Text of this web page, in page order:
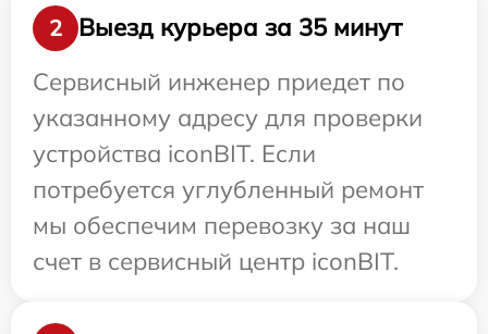
2
Выезд курьера за 35 минут
Сервисный инженер приедет по
указанному адресу для проверки
устройства iconBIT. Если
потребуется углубленный ремонт
мы обеспечим перевозку за наш
счет в сервисный центр iconBIT.